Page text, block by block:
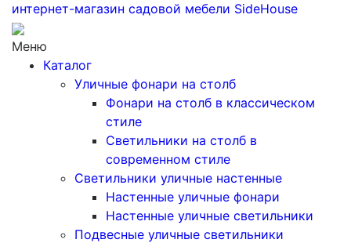
интернет-магазин садовой мебели SideHouse
Меню
Каталог
Уличные фонари на столб
Фонари на столб в классическом
стиле
Светильники на столб в
современном стиле
Светильники уличные настенные
Настенные уличные фонари
Настенные уличные светильники
Подвесные уличные светильники